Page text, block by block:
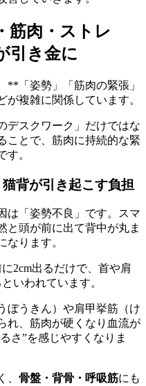
筋肉・ストレ
引き金に
**「姿勢」「筋肉の緊張」
が複雑に関係しています。
デスクワーク」だけではな
ことで、筋肉に持続的な緊
す。
背が引き起こす負担
は「姿勢不良」です。スマ
と頭が前に出て背中が丸ま
なります。
2cm出るだけで、首や肩
いわれています。
ぼうきん）や肩甲挙筋（け
れ、筋肉が硬くなり血流が
さ”を感じやすくなりま
、 骨盤・背骨・呼吸筋にも